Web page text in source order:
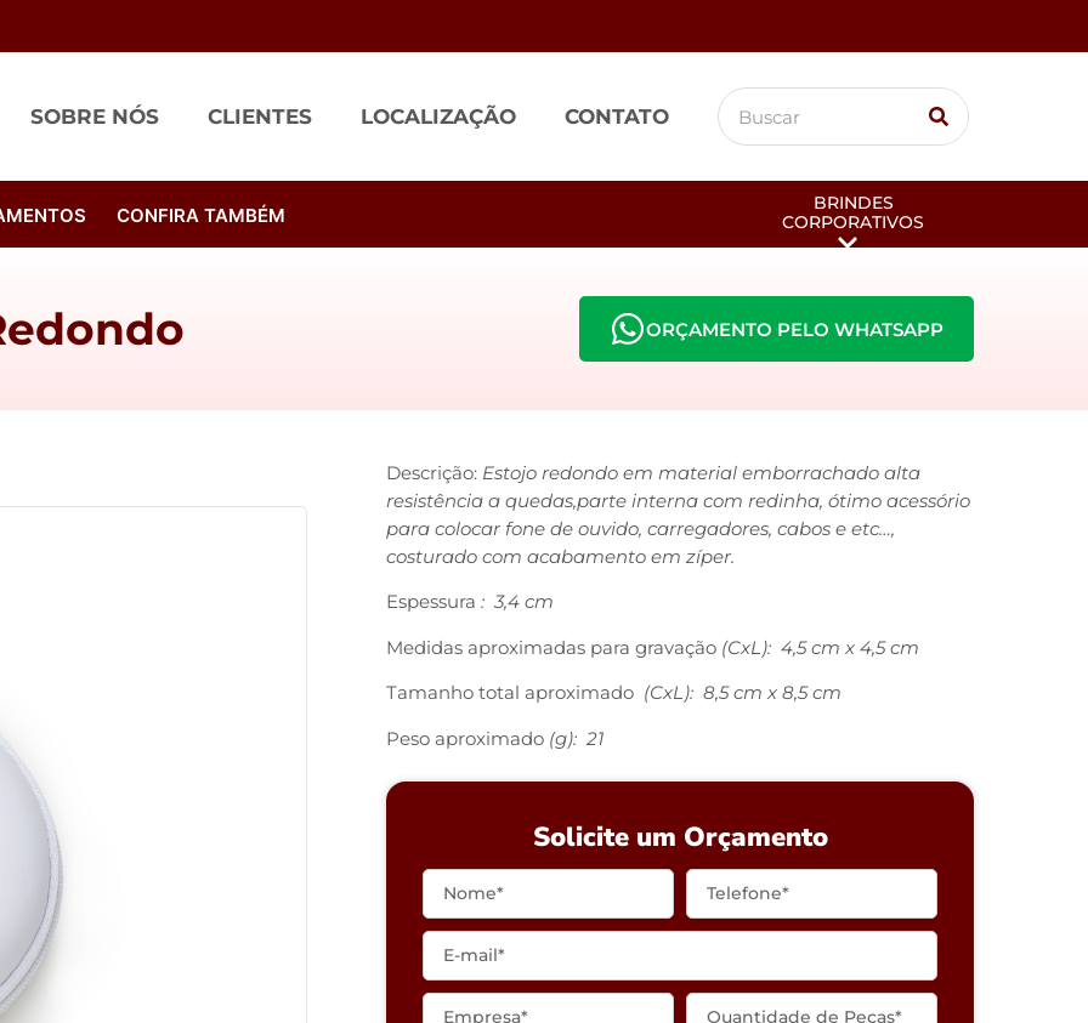
SOBRE NÓS CLIENTES LOCALIZAÇÃO CONTATO
CONFIRA TAMBÉM
BRINDES
CORPORATIVOS
ORÇAMENTO PELO WHATSAPP
Descrição: Estojo redondo em material emborrachado alta
resistência a quedas,parte interna com redinha, ótimo acessório
para colocar fone de ouvido, carregadores, cabos e etc…,
costurado com acabamento em zíper.
Espessura : 3,4 cm
Medidas aproximadas para gravação (CxL): 4,5 cm x 4,5 cm
Tamanho total aproximado (CxL): 8,5 cm x 8,5 cm
Peso aproximado (g): 21
Solicite um Orçamento